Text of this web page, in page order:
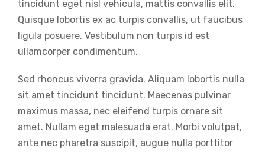
tincidunt eget nisl vehicula, mattis convallis elit.
Quisque lobortis ex ac turpis convallis, ut faucibus
ligula posuere. Vestibulum non turpis id est
ullamcorper condimentum.
Sed rhoncus viverra gravida. Aliquam lobortis nulla
sit amet tincidunt tincidunt. Maecenas pulvinar
maximus massa, nec eleifend turpis ornare sit
amet. Nullam eget malesuada erat. Morbi volutpat,
ante nec pharetra suscipit, augue nulla porttitor